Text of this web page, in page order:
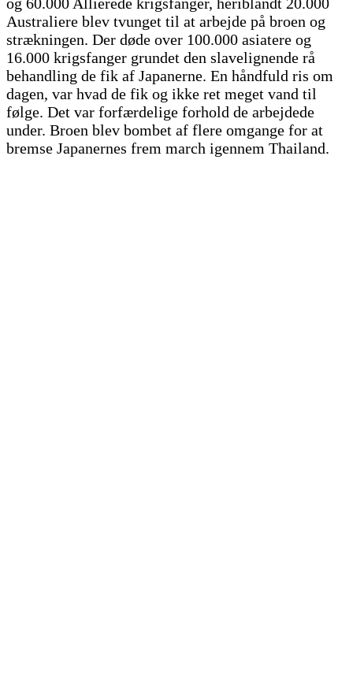
Australiere blev tvunget til at arbejde på broen og
strækningen. Der døde over 100.000 asiatere og
16.000 krigsfanger grundet den slavelignende rå
behandling de fik af Japanerne. En håndfuld ris om
dagen, var hvad de fik og ikke ret meget vand til
følge. Det var forfærdelige forhold de arbejdede
under. Broen blev bombet af flere omgange for at
bremse Japanernes frem march igennem Thailand.